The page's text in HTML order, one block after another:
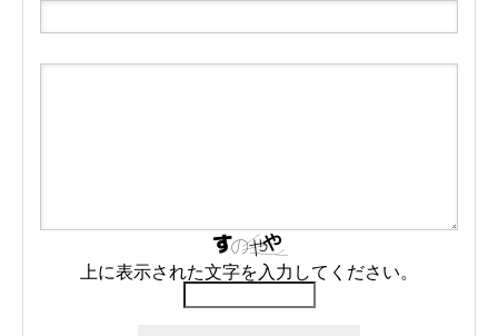
上に表示された文字を入力してください。